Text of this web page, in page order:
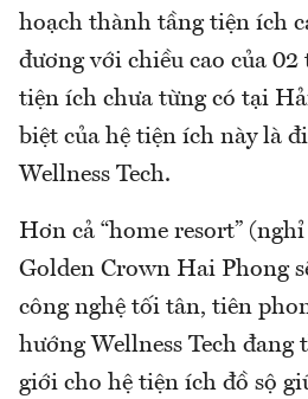
hoạch thành tầng tiện ích
đương với chiều cao của
tiện ích chưa từng có tại
biệt của hệ tiện ích này là
Wellness Tech.
Hơn cả “home resort”
Golden Crown Hai Phong
công nghệ tối tân, tiên
hướng Wellness Tech
giới cho hệ tiện ích đồ sộ